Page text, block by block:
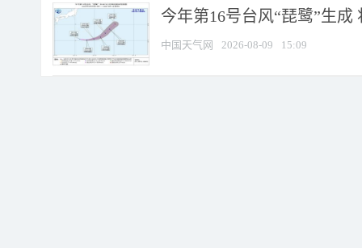
今年第16号台风“琵鹭”生
中国天气网 2026-08-09 15:09